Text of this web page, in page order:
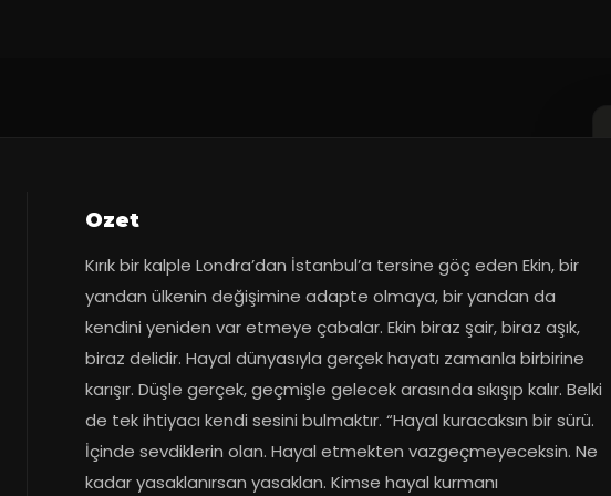
Ozet
Kırık bir kalple Londra’dan İstanbul’a tersine göç eden Ekin, bir
yandan ülkenin değişimine adapte olmaya, bir yandan da
kendini yeniden var etmeye çabalar. Ekin biraz şair, biraz aşık,
biraz delidir. Hayal dünyasıyla gerçek hayatı zamanla birbirine
karışır. Düşle gerçek, geçmişle gelecek arasında sıkışıp kalır. Belki
de tek ihtiyacı kendi sesini bulmaktır. “Hayal kuracaksın bir sürü.
İçinde sevdiklerin olan. Hayal etmekten vazgeçmeyeceksin. Ne
kadar yasaklanırsan yasaklan. Kimse hayal kurmanı